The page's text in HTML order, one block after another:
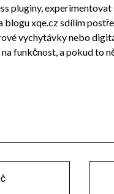
pluginy,
xqe.cz sdílím
vychytávky nebo
funkčnost, a pokud to